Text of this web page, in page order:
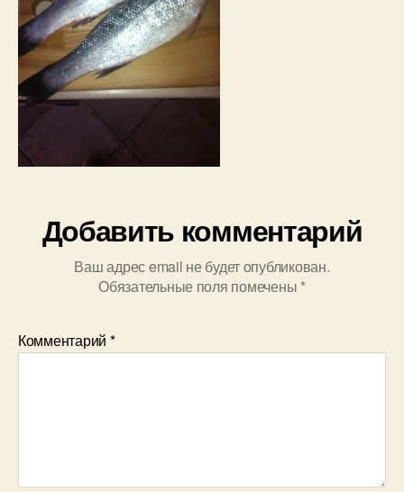
Добавить комментарий
Ваш адрес email не будет опубликован.
Обязательные поля помечены *
Комментарий *